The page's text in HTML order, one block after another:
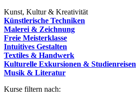
Kunst, Kultur & Kreativität
Künstlerische Techniken
Malerei & Zeichnung
Freie Meisterklasse
Intuitives Gestalten
Textiles & Handwerk
Kulturelle Exkursionen & Studienreisen
Musik & Literatur
Kurse filtern nach: